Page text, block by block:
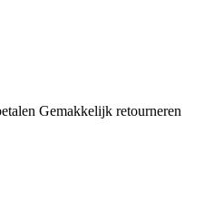
Gemakkelijk retourneren